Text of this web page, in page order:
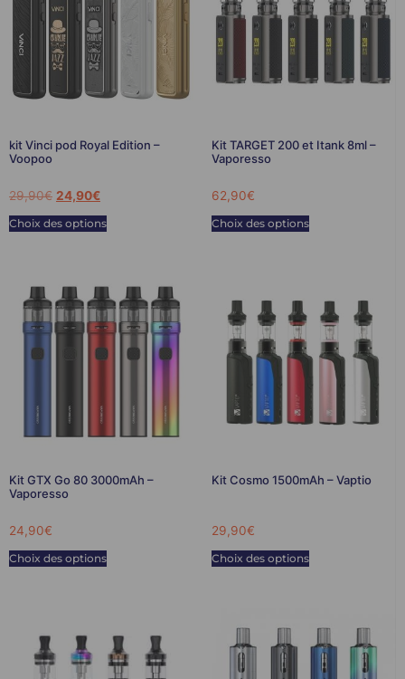
kit Vinci pod Royal Edition –
Voopoo
29,90€ 24,90€
Choix des options
Kit TARGET 200 et Itank 8ml –
Vaporesso
62,90€
Choix des options
Kit GTX Go 80 3000mAh –
Vaporesso
24,90€
Choix des options
Kit Cosmo 1500mAh – Vaptio
29,90€
Choix des options